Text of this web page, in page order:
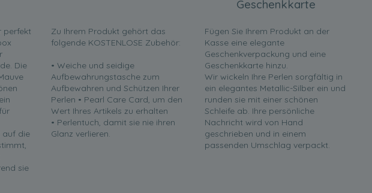
perfekt
Die
auf die
sie
Zu Ihrem Produkt gehört das
folgende KOSTENLOSE Zubehör:
• Weiche und seidige
Aufbewahrungstasche zum
Aufbewahren und Schützen Ihrer
Perlen • Pearl Care Card, um den
Wert Ihres Artikels zu erhalten
• Perlentuch, damit sie nie ihren
Glanz verlieren.
Geschenkkarte
Fügen Sie Ihrem Produkt an der
Kasse eine elegante
Geschenkverpackung und eine
Geschenkkarte hinzu.
Wir wickeln Ihre Perlen sorgfältig in
ein elegantes Metallic-Silber ein und
runden sie mit einer schönen
Schleife ab. Ihre persönliche
Nachricht wird von Hand
geschrieben und in einem
passenden Umschlag verpackt.